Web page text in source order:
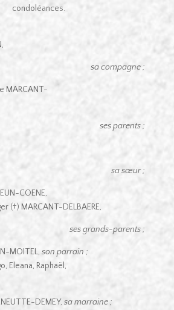
condoléances.
sa compagne ;
MARCANT-
ses parents ;
sa sœur ;
COENE,
(†) MARCANT-DELBAERE,
ses grands-parents ;
MOITEL,sonparrain ;
Raphaël,
DEMEY,sa marraine ;